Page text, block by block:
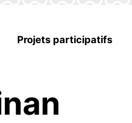
Projets participatifs